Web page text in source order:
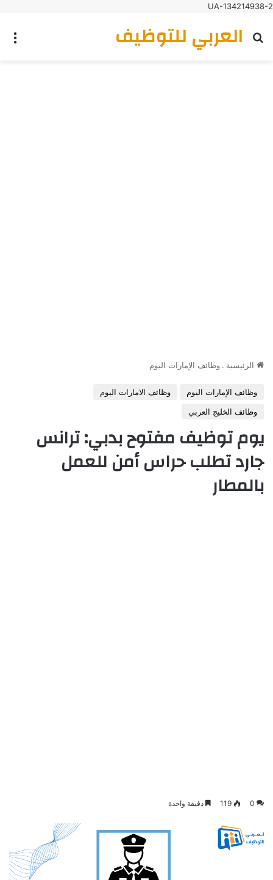
UA-134214938-2
العربي للتوظيف
بحث عن
الرئيسية . وظائف الإمارات اليوم
وظائف الإمارات اليوم
وظائف الامارات اليوم
وظائف الخليج العربي
يوم توظيف مفتوح بدبي: ترانس
جارد تطلب حراس أمن للعمل
بالمطار
0
119 دقيقة واحدة